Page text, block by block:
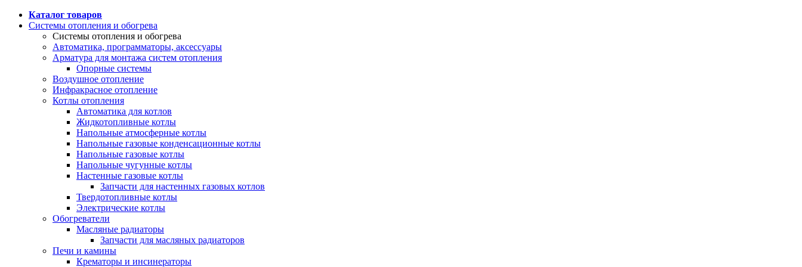
Каталог товаров
Системы отопления и обогрева
Системы отопления и обогрева
Автоматика, программаторы, аксессуары
Арматура для монтажа систем отопления
Опорные системы
Воздушное отопление
Инфракрасное отопление
Котлы отопления
Автоматика для котлов
Жидкотопливные котлы
Напольные атмосферные котлы
Напольные газовые конденсационные котлы
Напольные газовые котлы
Напольные чугунные котлы
Настенные газовые котлы
Запчасти для настенных газовых котлов
Твердотопливные котлы
Электрические котлы
Обогреватели
Масляные радиаторы
Запчасти для масляных радиаторов
Печи и камины
Крематоры и инсинераторы